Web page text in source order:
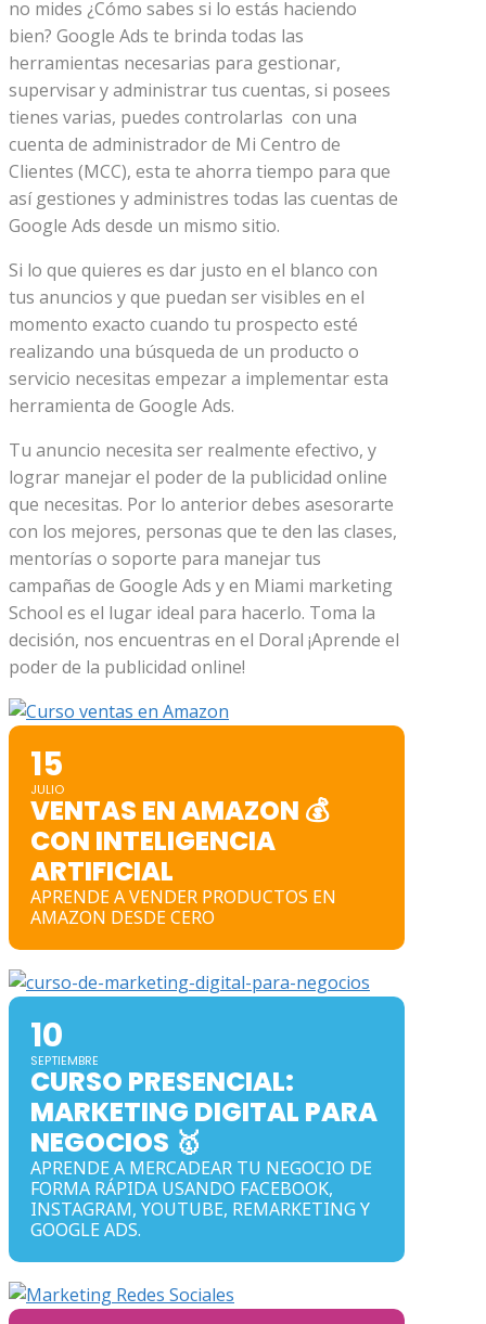
no mides ¿Cómo sabes si lo estás haciendo
bien? Google Ads te brinda todas las
herramientas necesarias para gestionar,
supervisar y administrar tus cuentas, si posees
tienes varias, puedes controlarlas con una
cuenta de administrador de Mi Centro de
Clientes (MCC), esta te ahorra tiempo para que
así gestiones y administres todas las cuentas de
Google Ads desde un mismo sitio.
Si lo que quieres es dar justo en el blanco con
tus anuncios y que puedan ser visibles en el
momento exacto cuando tu prospecto esté
realizando una búsqueda de un producto o
servicio necesitas empezar a implementar esta
herramienta de Google Ads.
Tu anuncio necesita ser realmente efectivo, y
lograr manejar el poder de la publicidad online
que necesitas. Por lo anterior debes asesorarte
con los mejores, personas que te den las clases,
mentorías o soporte para manejar tus
campañas de Google Ads y en Miami marketing
School es el lugar ideal para hacerlo. Toma la
decisión, nos encuentras en el Doral ¡Aprende el
poder de la publicidad online!
15
JULIO
VENTAS EN AMAZON 💰
CON INTELIGENCIA
ARTIFICIAL
APRENDE A VENDER PRODUCTOS EN
AMAZON DESDE CERO
10
SEPTIEMBRE
CURSO PRESENCIAL:
MARKETING DIGITAL PARA
NEGOCIOS 🥇
APRENDE A MERCADEAR TU NEGOCIO DE
FORMA RÁPIDA USANDO FACEBOOK,
INSTAGRAM, YOUTUBE, REMARKETING Y
GOOGLE ADS.